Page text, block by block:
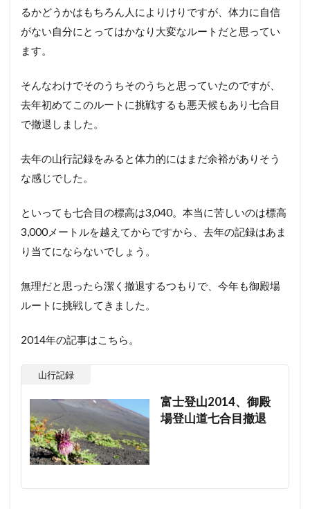
るかどうかはもちろん人によりけりですが、体力に自信
がない自分にとってはかなり大変なルートだと思ってい
ます。
そんなわけでそのうちそのうちと思っていたのですが、
去年初めてこのルートに挑戦するも悪天候もあり七合目
で撤退しました。
去年の山行記録をみると体力的にはまだ余裕がありそう
な感じでした。
といっても七合目の標高は3,040。本当に苦しいのは標高
3,000メートルを越えてからですから、去年の記録はあま
り当てにならないでしょう。
無理だと思ったら潔く撤退するつもりで、今年も御殿場
ルートに挑戦してきました。
2014年の記事はこちら。
山行記録
富士登山2014、御殿
場登山道七合目撤退